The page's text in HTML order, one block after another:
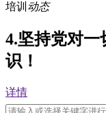
培训 动态
4.坚持党对
识！
详情